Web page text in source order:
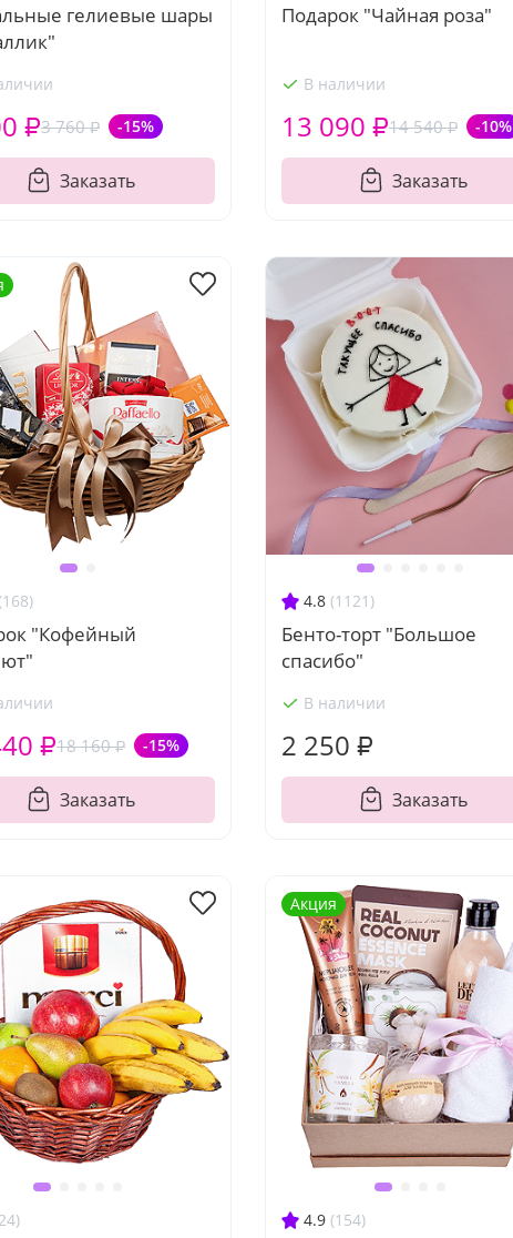
гелиевые шары
3 760 ₽ -15%
₽
Заказать
Подарок "Чайная роза"
В наличии
14 540 ₽ -10%
13 090 ₽
Заказать
"Кофейный
18 160 ₽ -15%
₽
Заказать
4.8 (1121)
Бенто-торт "Большое
спасибо"
В наличии
2 250 ₽
Заказать
4.9 (154)
Акция